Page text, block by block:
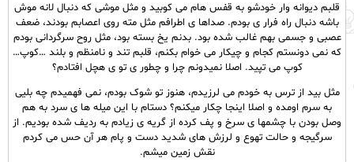
قلبم دیوانه وار خودشو به قفس هام می کوبید و مثل موشی که دنبال لانه موش
باشه دنبال راه فرار ی بودم. صداها ی اطرافم مثل مته روی اعصابم بودند، ضعف
عصبی و جسمی بهم غالب شده بود. بدنم یخ بسته بود، مثل روح سرگردانی بودم
که نمی دونستم کجام و چیکار می خوام بکنم، قلبم تند و نامنظم و بلند …کوپ…
کوپ می تپید. اصلا نمیدونم چرا و چطور ی تو ی هچل افتادم؟
مثل بید از ترس به خودم می لرزیدم، هنوز تو شوک بودم، نمی فهمیدم چه بلیی
به سرم اومده و اصلا اینجا چکار میکنم؟ دستام با این میله ها ی سرد به هم
وصل بودن با چشمها ی سرخ و پف کرده از گریه ی زیادم به ردیف شده بودیم. از
سرگیجه و حالت تهوع و لرزش های شدید دست و پام هر آن حس می کردم
نقش زمین میشم.